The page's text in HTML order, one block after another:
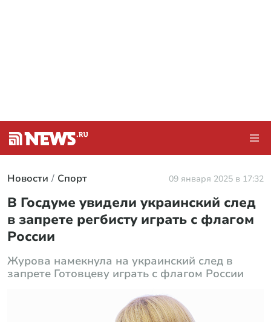
Новости Спорт 09 января 2025 в 17:32
В Госдуме увидели украинский след
в запрете регбисту играть с флагом
России
Журова намекнула на украинский след в
запрете Готовцеву играть с флагом России